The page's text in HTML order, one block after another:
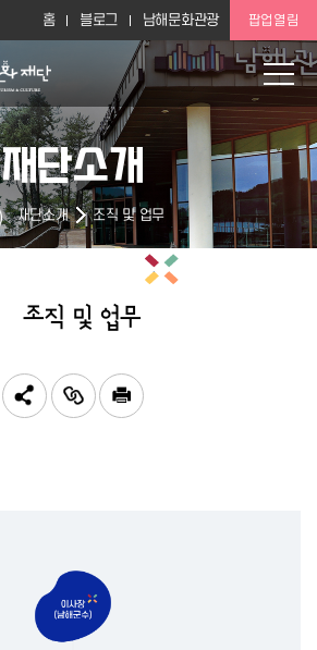
홈 블로그 남해문화관광 팝업열림
재단소개
재단소개 조직 및 업무
조직 및 업무